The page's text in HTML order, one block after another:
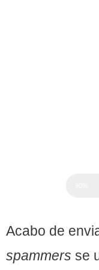
Acabo de
spammers se